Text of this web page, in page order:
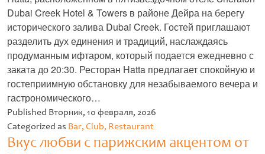
Dubai Creek Hotel & Towers в районе Дейра на берегу
исторического залива Dubai Creek. Гостей приглашают
разделить дух единения и традиций, наслаждаясь
продуманным ифтаром, который подается ежедневно с
заката до 20:30. Ресторан Hatta предлагает спокойную и
гостеприимную обстановку для незабываемого вечера и
гастрономического…
Untitled
Published Вторник, 10 февраля, 2026
Categorized as Bar, Club, Restaurant
Вкус любви с парижским акцентом от